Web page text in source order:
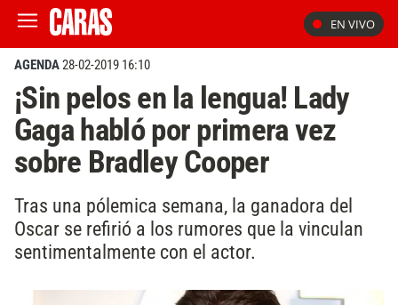
EN VIVO
AGENDA28-02-2019 16:10
¡Sin pelos en la lengua! Lady
Gaga habló por primera vez
sobre Bradley Cooper
Tras una pólemica semana, la ganadora del
Oscar se refirió a los rumores que la vinculan
sentimentalmente con el actor.